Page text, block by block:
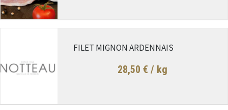
FILET MIGNON ARDENNAIS
28,50 € / kg